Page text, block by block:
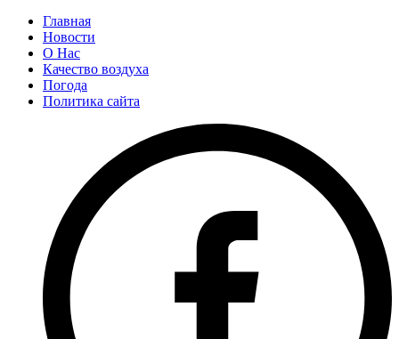
Главная
Новости
О Нас
Качество воздуха
Погода
Политика сайта